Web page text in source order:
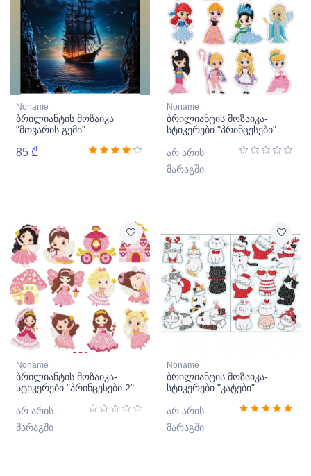
Noname
ბრილიანტის მოზაიკა
"მთვარის გემი"
85 ₾
Noname
ბრილიანტის მოზაიკა-
სტიკერები "პრინცესები"
არ არის
მარაგში
Noname
ბრილიანტის მოზაიკა-
სტიკერები "პრინცესები 2"
არ არის
მარაგში
Noname
ბრილიანტის მოზაიკა-
სტიკერები "კატები"
არ არის
მარაგში